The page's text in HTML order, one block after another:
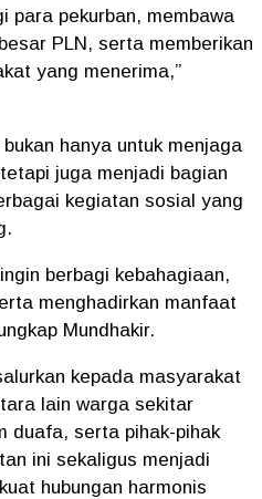
para pekurban, membawa
PLN, serta memberikan
yang menerima,”
hanya untuk menjaga
juga menjadi bagian
kegiatan sosial yang
berbagi kebahagiaan,
menghadirkan manfaat
Mundhakir.
kepada masyarakat
lain warga sekitar
duafa, serta pihak-pihak
ini sekaligus menjadi
hubungan harmonis